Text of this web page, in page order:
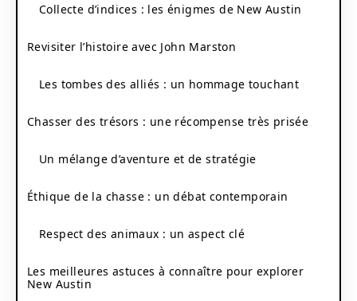
Collecte d’indices : les énigmes de New Austin
Revisiter l’histoire avec John Marston
Les tombes des alliés : un hommage touchant
Chasser des trésors : une récompense très prisée
Un mélange d’aventure et de stratégie
Éthique de la chasse : un débat contemporain
Respect des animaux : un aspect clé
Les meilleures astuces à connaître pour explorer
New Austin